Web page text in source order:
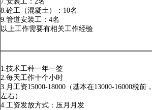
8.砼工（混凝土）：10名
9.管道安装工：4名
以上工作需要有相关工作经验
1.技术工种一年一签
2.每天工作十个小时
3.月工资15000-18000（基本在13000-16000税
左右）
4.工资发放方式：压月月发